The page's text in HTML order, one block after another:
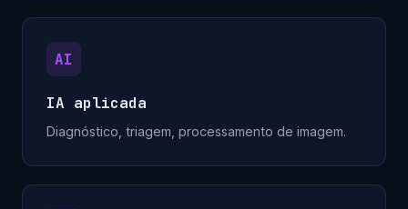
AI
IA aplicada
Diagnóstico, triagem, processamento de imagem.